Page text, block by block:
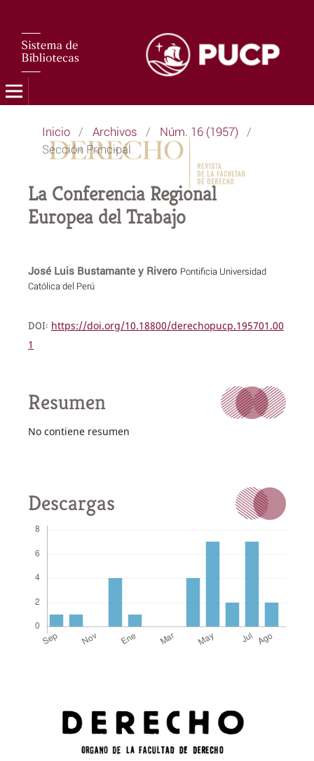
Inicio / Archivos / Núm. 16 (1957) /
Sección Principal
La Conferencia Regional
Europea del Trabajo
José Luis Bustamante y Rivero Pontificia Universidad
Católica del Perú
DOI: https://doi.org/10.18800/derechopucp.195701.00
1
Resumen
No contiene resumen
Descargas